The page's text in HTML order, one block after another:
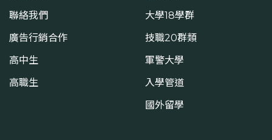
聯絡我們
廣告行銷合作
高中生
高職生
大學18學群
技職20群類
軍警大學
入學管道
國外留學